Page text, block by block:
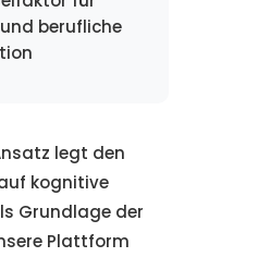
berufliche
legt den
kognitive
Grundlage der
Plattform